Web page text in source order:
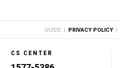
GUIDE | PRIVACY POLICY |
CS CENTER